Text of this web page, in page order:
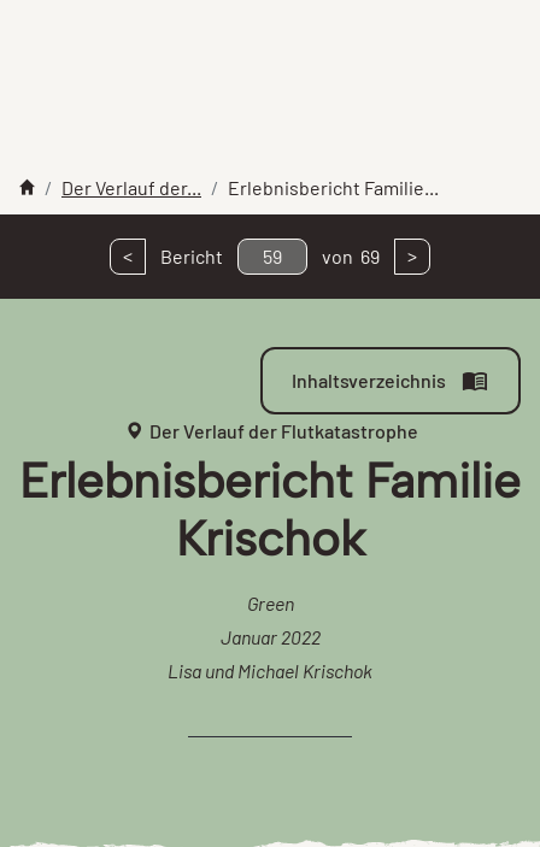
Der Verlauf der... Erlebnisbericht Familie...
< Bericht 59 von 69 >
Inhaltsverzeichnis
Der Verlauf der Flutkatastrophe
Erlebnisbericht Familie
Krischok
Green
Januar 2022
Lisa und Michael Krischok